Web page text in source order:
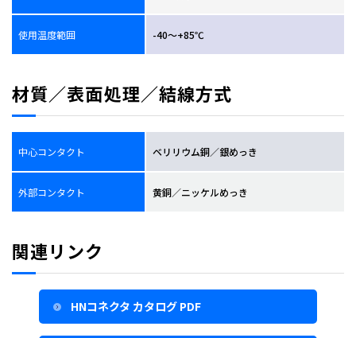
使用温度範囲 -40～+85℃
材質／表面処理／結線方式
中心コンタクト ベリリウム銅／銀めっき
外部コンタクト 黄銅／ニッケルめっき
関連リンク
HNコネクタ カタログ PDF